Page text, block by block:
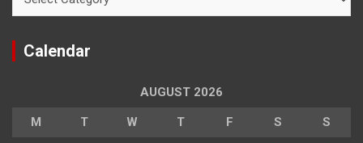
Calendar
AUGUST 2026
M T W T F S S